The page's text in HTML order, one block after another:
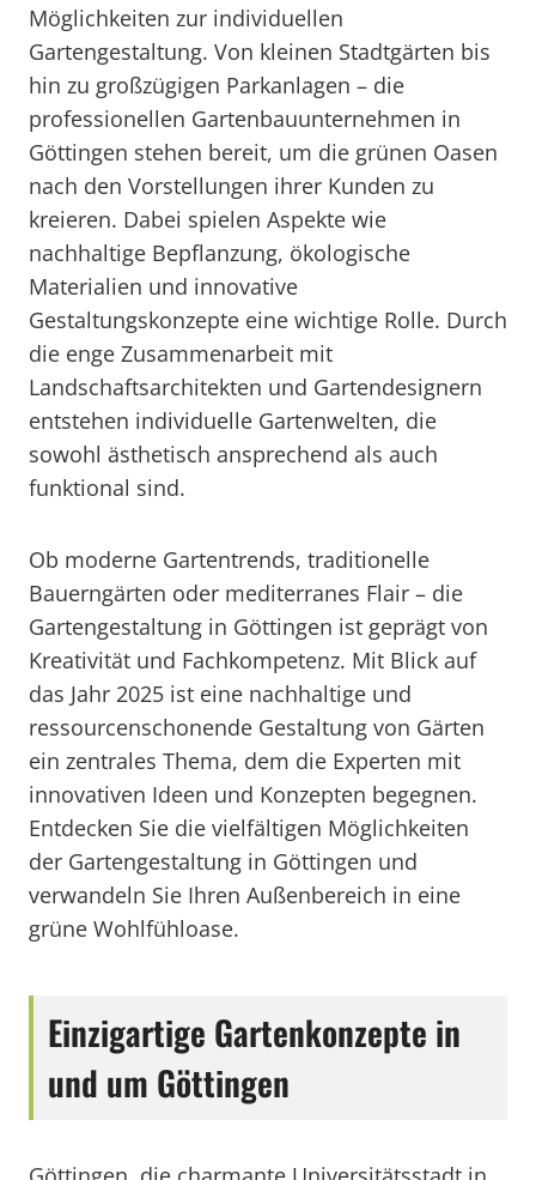
Möglichkeiten zur individuellen
Gartengestaltung. Von kleinen Stadtgärten bis
hin zu großzügigen Parkanlagen – die
professionellen Gartenbauunternehmen in
Göttingen stehen bereit, um die grünen Oasen
nach den Vorstellungen ihrer Kunden zu
kreieren. Dabei spielen Aspekte wie
nachhaltige Bepflanzung, ökologische
Materialien und innovative
Gestaltungskonzepte eine wichtige Rolle. Durch
die enge Zusammenarbeit mit
Landschaftsarchitekten und Gartendesignern
entstehen individuelle Gartenwelten, die
sowohl ästhetisch ansprechend als auch
funktional sind.
Ob moderne Gartentrends, traditionelle
Bauerngärten oder mediterranes Flair – die
Gartengestaltung in Göttingen ist geprägt von
Kreativität und Fachkompetenz. Mit Blick auf
das Jahr 2025 ist eine nachhaltige und
ressourcenschonende Gestaltung von Gärten
ein zentrales Thema, dem die Experten mit
innovativen Ideen und Konzepten begegnen.
Entdecken Sie die vielfältigen Möglichkeiten
der Gartengestaltung in Göttingen und
verwandeln Sie Ihren Außenbereich in eine
grüne Wohlfühloase.
Einzigartige Gartenkonzepte in
und um Göttingen